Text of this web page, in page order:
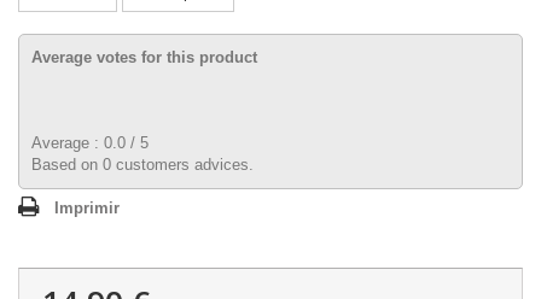
Average votes for this product
Average : 0.0 / 5
Based on 0 customers advices.
Imprimir